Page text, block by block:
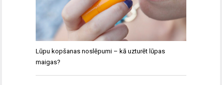
Lūpu kopšanas noslēpumi – kā uzturēt lūpas
maigas?